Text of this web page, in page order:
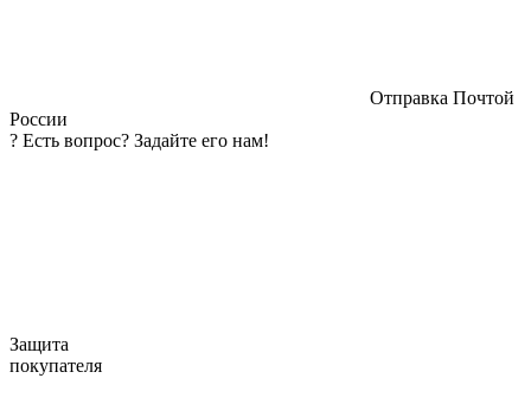
Отправка Почтой
России
? Есть вопрос? Задайте его нам!
Защита
покупателя